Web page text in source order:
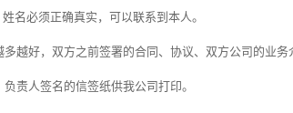
名必须正确真实，可以联系到本人。
越好，双方之前签署的合同、协议、双方公司的业务
责人签名的信签纸供我公司打印。